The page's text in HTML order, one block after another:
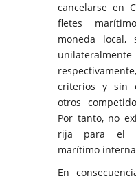
cancelarse en
fletes
moneda local,
criterios y sin
otros
Por tanto, no
rija para el
marítimo
En